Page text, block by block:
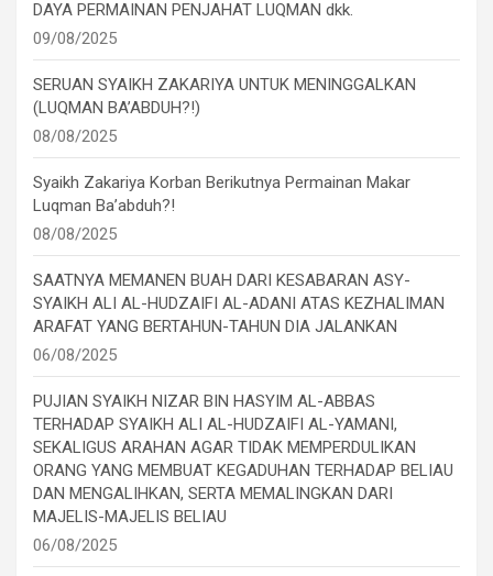
DAYA PERMAINAN PENJAHAT LUQMAN dkk.
09/08/2025
SERUAN SYAIKH ZAKARIYA UNTUK MENINGGALKAN
(LUQMAN BA’ABDUH?!)
08/08/2025
Syaikh Zakariya Korban Berikutnya Permainan Makar
Luqman Ba’abduh?!
08/08/2025
SAATNYA MEMANEN BUAH DARI KESABARAN ASY-
SYAIKH ALI AL-HUDZAIFI AL-ADANI ATAS KEZHALIMAN
ARAFAT YANG BERTAHUN-TAHUN DIA JALANKAN
06/08/2025
PUJIAN SYAIKH NIZAR BIN HASYIM AL-ABBAS
TERHADAP SYAIKH ALI AL-HUDZAIFI AL-YAMANI,
SEKALIGUS ARAHAN AGAR TIDAK MEMPERDULIKAN
ORANG YANG MEMBUAT KEGADUHAN TERHADAP BELIAU
DAN MENGALIHKAN, SERTA MEMALINGKAN DARI
MAJELIS-MAJELIS BELIAU
06/08/2025